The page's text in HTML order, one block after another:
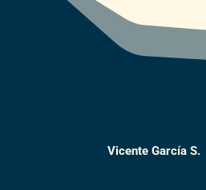
Vicente García S.